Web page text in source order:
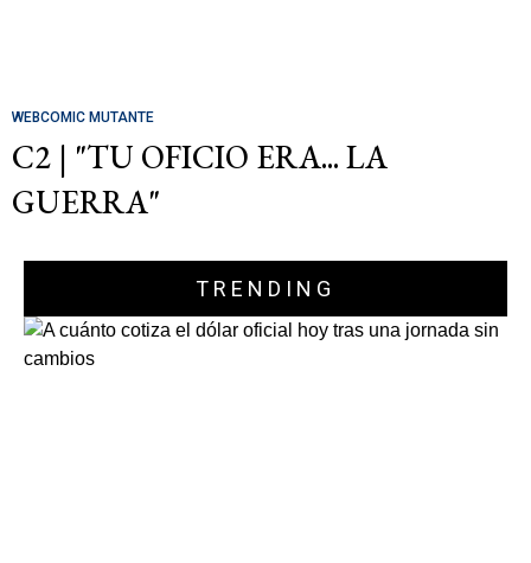
WEBCOMIC MUTANTE
C2 | "TU OFICIO ERA... LA
GUERRA"
TRENDING